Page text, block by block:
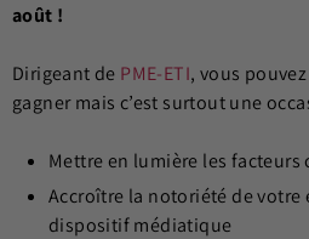
août !
Dirigeant de PME-ETI, vous
gagner mais c’est surtout une
Mettre en lumière les facteurs
Accroître la notoriété de votre
dispositif médiatique